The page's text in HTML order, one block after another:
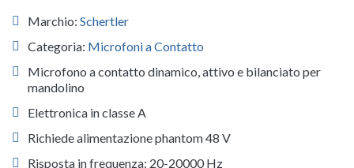
Marchio: Schertler
Categoria: Microfoni a Contatto
Microfono a contatto dinamico, attivo e bilanciato per
mandolino
Elettronica in classe A
Richiede alimentazione phantom 48 V
Risposta in frequenza: 20-20000 Hz